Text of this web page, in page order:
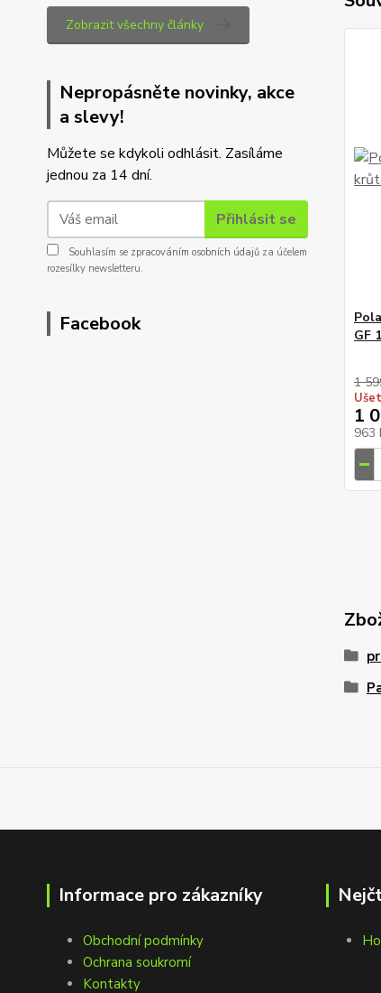
Zobrazit všechny články
Nepropásněte novinky, akce
a slevy!
Můžete se kdykoli odhlásit. Zasíláme
jednou za 14 dní.
Přihlásit se
Souhlasím se zpracováním osobních údajů za účelem
rozesílky newsletteru.
Facebook
GF
1
1
963
Informace pro zákazníky
Obchodní podmínky
Ochrana soukromí
Kontakty